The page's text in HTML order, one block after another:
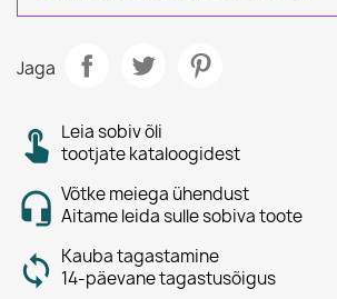
Jaga
Leia sobiv õli
tootjate kataloogidest
Võtke meiega ühendust
Aitame leida sulle sobiva toote
Kauba tagastamine
14-päevane tagastusõigus